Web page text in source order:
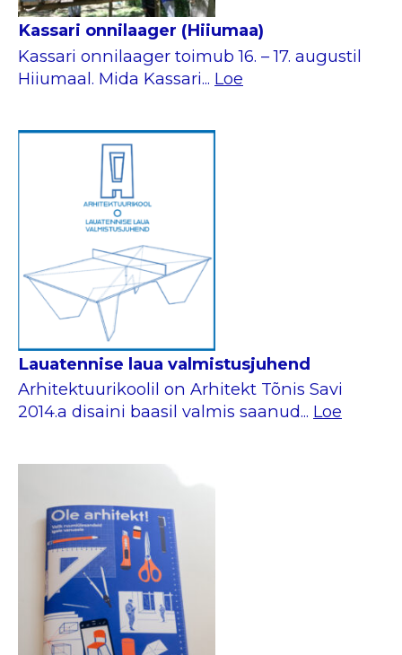
Kassari onnilaager (Hiiumaa)
Kassari onnilaager toimub 16. – 17. augustil
Hiiumaal. Mida Kassari... Loe
Lauatennise laua valmistusjuhend
Arhitektuurikoolil on Arhitekt Tõnis Savi
2014.a disaini baasil valmis saanud... Loe